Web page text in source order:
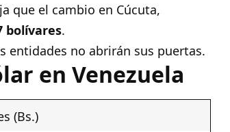
que el cambio en Cúcuta,
bolívares.
entidades no abrirán sus puertas.
en Venezuela
(Bs.)